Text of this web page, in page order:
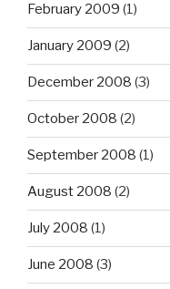
February 2009 (1)
January 2009 (2)
December 2008 (3)
October 2008 (2)
September 2008 (1)
August 2008 (2)
July 2008 (1)
June 2008 (3)